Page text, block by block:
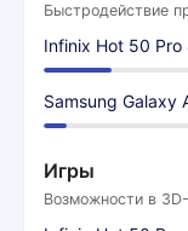
Быстродействие
Infinix Hot 50 Pro
Samsung Galaxy
Игры
Возможности в